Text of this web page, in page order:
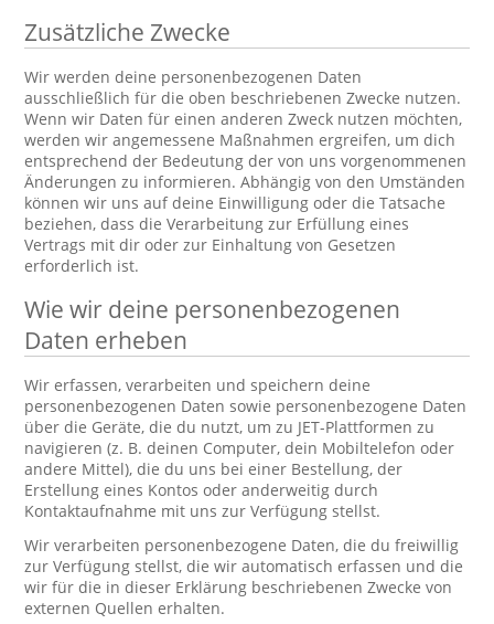
Zusätzliche Zwecke
Wir werden deine personenbezogenen Daten
ausschließlich für die oben beschriebenen Zwecke nutzen.
Wenn wir Daten für einen anderen Zweck nutzen möchten,
werden wir angemessene Maßnahmen ergreifen, um dich
entsprechend der Bedeutung der von uns vorgenommenen
Änderungen zu informieren. Abhängig von den Umständen
können wir uns auf deine Einwilligung oder die Tatsache
beziehen, dass die Verarbeitung zur Erfüllung eines
Vertrags mit dir oder zur Einhaltung von Gesetzen
erforderlich ist.
Wie wir deine personenbezogenen
Daten erheben
Wir erfassen, verarbeiten und speichern deine
personenbezogenen Daten sowie personenbezogene Daten
über die Geräte, die du nutzt, um zu JET-Plattformen zu
navigieren (z. B. deinen Computer, dein Mobiltelefon oder
andere Mittel), die du uns bei einer Bestellung, der
Erstellung eines Kontos oder anderweitig durch
Kontaktaufnahme mit uns zur Verfügung stellst.
Wir verarbeiten personenbezogene Daten, die du freiwillig
zur Verfügung stellst, die wir automatisch erfassen und die
wir für die in dieser Erklärung beschriebenen Zwecke von
externen Quellen erhalten.